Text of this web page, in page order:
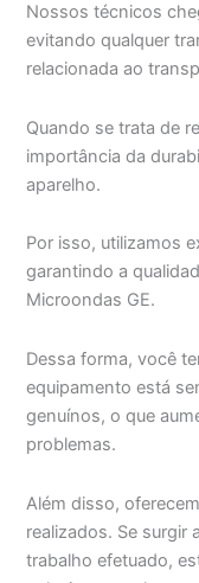
Nossos técnicos
evitando qualquer
relacionada ao
Quando se trata de
importância da
aparelho.
Por isso, utilizamos
garantindo a
Microondas GE.
Dessa forma, você
equipamento está
genuínos, o que
problemas.
Além disso,
realizados. Se surgir
trabalho efetuado,